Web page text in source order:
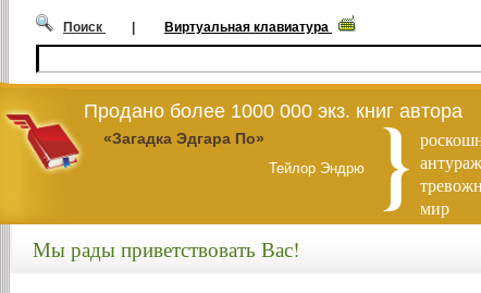
Поиск | Виртуальная клавиатура
Продано более 1000 000 экз. книг автора
«Загадка Эдгара По»
Тейлор Эндрю
мир
Мы рады приветствовать Вас!